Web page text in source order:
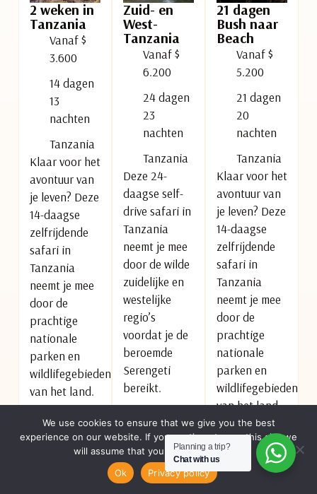
2 weken in
Tanzania
Vanaf $
3.600
14 dagen
13
nachten
Tanzania
Klaar voor het
avontuur van
je leven? Deze
14-daagse
zelfrijdende
safari in
Tanzania
neemt je mee
door de
prachtige
nationale
parken en
wildlifegebieden
van het land.
Aanschouw de
Grote Trek in
Zuid- en
West-
Tanzania
Vanaf $
6.200
24 dagen
23
nachten
Tanzania
Deze 24-
daagse self-
drive safari in
Tanzania
neemt je mee
door de wilde
zuidelijke en
westelijke
regio’s
voordat je de
beroemde
Serengeti
bereikt.
Ontdek
afgelegen
parken zoals
Ruaha en
21 dagen
Bush naar
Beach
Vanaf $
5.200
21 dagen
20
nachten
Tanzania
Klaar voor het
avontuur van
je leven? Deze
14-daagse
zelfrijdende
safari in
Tanzania
neemt je mee
door de
prachtige
nationale
parken en
wildlifegebieden
van het land.
Aanschouw de
Grote Trek in
de Serengeti
Planning a trip?
Chat with us
We use cookies to ensure that we give you the best
experience on our website. If you continue to use this site we
will assume that you are happy with it.
Ok
Privacy policy
DOE EEN AANVRAAG